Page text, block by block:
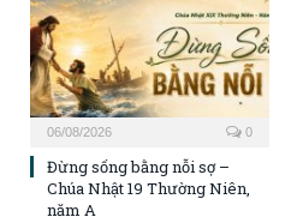
06/08/2026 0
Đừng sống bằng nỗi sợ –
Chúa Nhật 19 Thường Niên,
năm A